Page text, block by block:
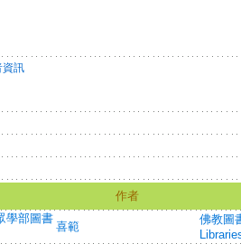
資訊
作者
學部圖書
喜範
佛教圖